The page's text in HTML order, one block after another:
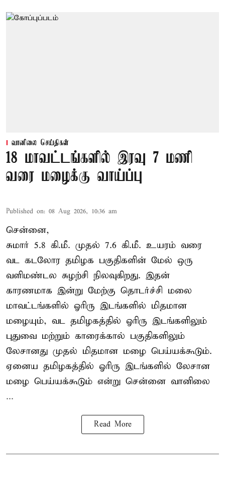
வானிலை செய்திகள்
18 மாவட்டங்களில் இரவு 7 மணி
வரை மழைக்கு வாய்ப்பு
Published on: 08 Aug 2026, 10:36 am
சென்னை,
சுமார் 5.8 கி.மீ. முதல் 7.6 கி.மீ. உயரம் வரை
வட கடலோர தமிழக பகுதிகளின் மேல் ஒரு
வளிமண்டல சுழற்சி நிலவுகிறது. இதன்
காரணமாக இன்று மேற்கு தொடர்ச்சி மலை
மாவட்டங்களில் ஓரிரு இடங்களில் மிதமான
மழையும், வட தமிழகத்தில் ஓரிரு இடங்களிலும்
புதுவை மற்றும் காரைக்கால் பகுதிகளிலும்
லேசானது முதல் மிதமான மழை பெய்யக்கூடும்.
ஏனைய தமிழகத்தில் ஓரிரு இடங்களில் லேசான
மழை பெய்யக்கூடும் என்று சென்னை வானிலை
...
Read More